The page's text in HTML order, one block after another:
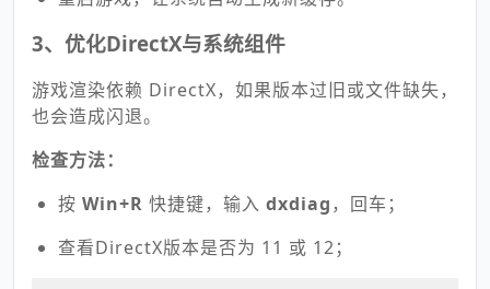
3、优化DirectX与系统组件
游戏渲染依赖 DirectX，如果版本过旧或文件缺失，
也会造成闪退。
检查方法：
按 Win+R 快捷键，输入 dxdiag ，回车；
查看DirectX版本是否为 11 或 12；